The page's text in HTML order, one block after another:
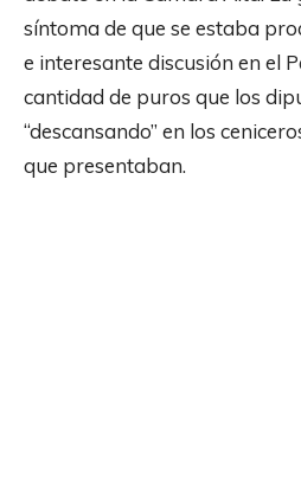
síntoma de que se estaba
e interesante discusión en el
cantidad de puros que los
“descansando” en los
que presentaban.